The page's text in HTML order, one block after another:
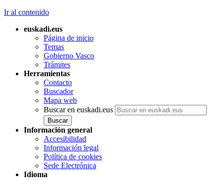
Ir al contenido
euskadi.eus
Página de inicio
Temas
Gobierno Vasco
Trámites
Herramientas
Contacto
Buscador
Mapa web
Buscar en euskadi.eus
Información general
Accesibilidad
Información legal
Política de cookies
Sede Electrónica
Idioma